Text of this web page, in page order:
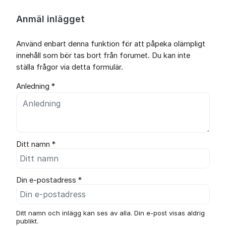
Anmäl inlägget
Använd enbart denna funktion för att påpeka olämpligt
innehåll som bör tas bort från forumet. Du kan inte
ställa frågor via detta formulär.
Anledning *
Ditt namn *
Din e-postadress *
Ditt namn och inlägg kan ses av alla. Din e-post visas aldrig
publikt.